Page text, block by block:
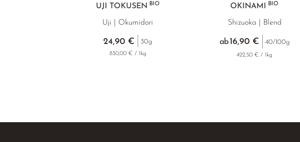
UJI TOKUSEN
BIO
Uji | Okumidori
24,90 € 30g
830,00 € / 1kg
OKINAMIBIO
Shizuoka | Blend
ab 16,90 € 40/100g
422,50 € / 1kg